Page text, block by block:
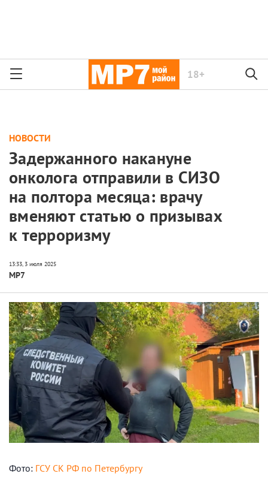
18+
НОВОСТИ
Задержанного накануне
онколога отправили в СИЗО
на полтора месяца: врачу
вменяют статью о призывах
к терроризму
МР7
Фото: ГСУ СК РФ по Петербургу